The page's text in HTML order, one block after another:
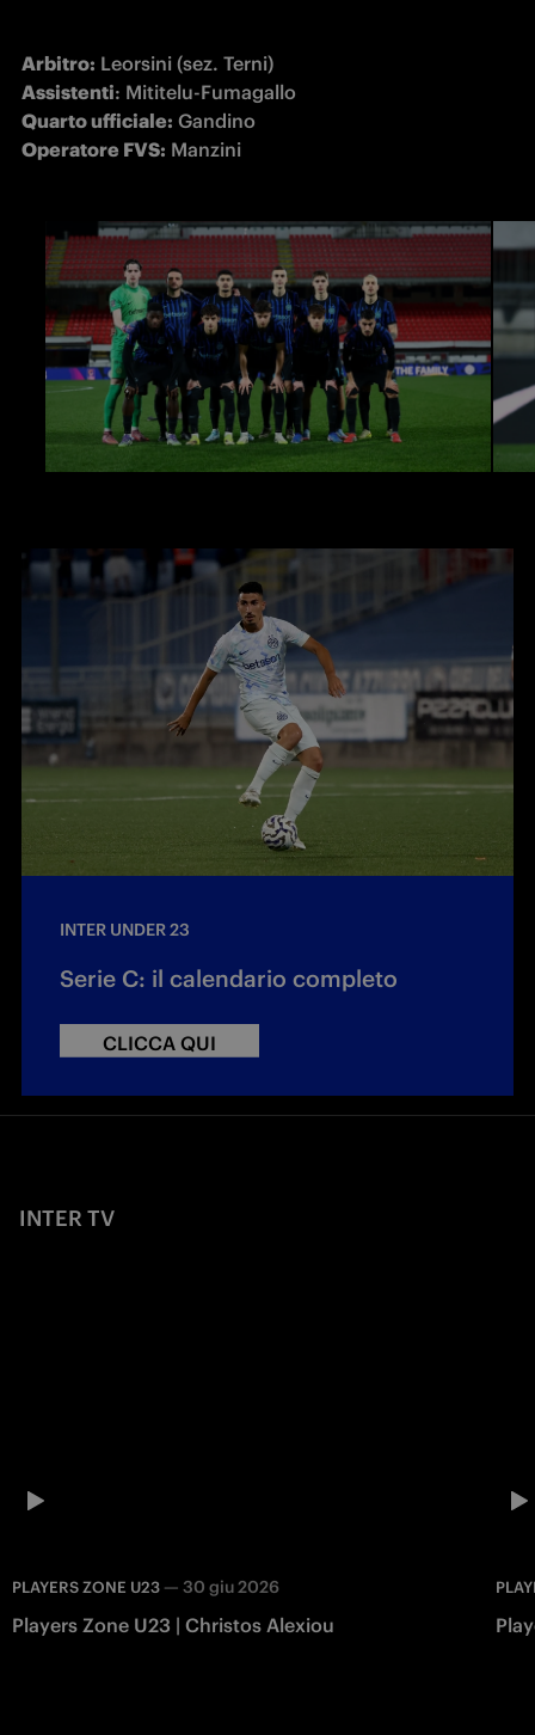
Arbitro:
Assistenti
Quarto ufficiale:
Operatore FVS: Manzini
INTER UNDER 23
Serie C: il calendario completo
CLICCA QUI
INTER TV
PLAYERS ZONE U23 — 30 giu 2026
Players Zone U23 | Christos Alexiou